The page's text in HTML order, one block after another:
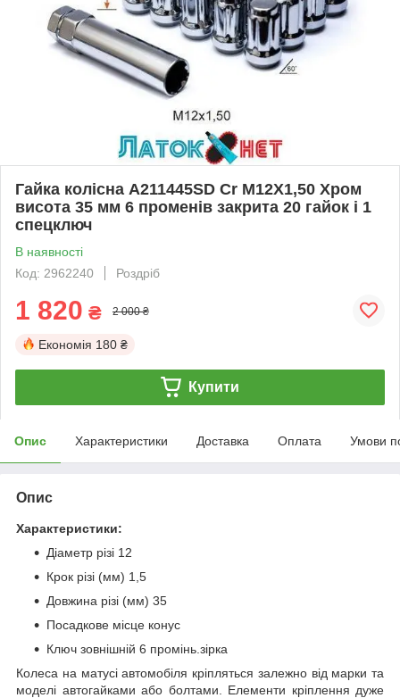
Гайка колісна A211445SD Cr M12X1,50 Хром
висота 35 мм 6 променів закрита 20 гайок і 1
спецключ
В наявності
Код: 2962240
Роздріб
1 820 ₴ 2 000 ₴
Економія 180 ₴
Купити
Опис Характеристики Доставка Оплата Умови
Опис
Характеристики:
Діаметр різі 12
Крок різі (мм) 1,5
Довжина різі (мм) 35
Посадкове місце конус
Ключ зовнішній 6 промінь.зірка
Колеса на матусі автомобіля кріпляться залежно від марки та
моделі автогайками або болтами. Елементи кріплення дуже